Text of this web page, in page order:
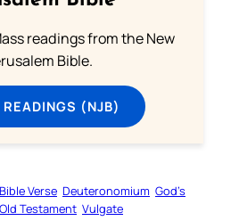
readings from the New
Bible.
READINGS (NJB)
Bible Verse Deuteronomium God’s
Old Testament Vulgate